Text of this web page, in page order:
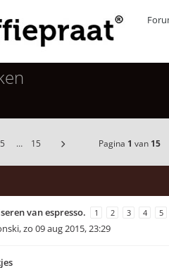
5 … 15 Pagina 1 van 15
van espresso. 1 2 3 4 5
,zo 09 aug 2015, 23:29